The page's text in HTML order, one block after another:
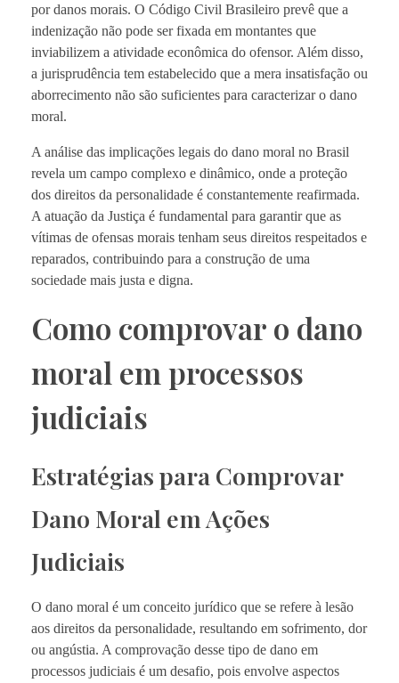
por danos morais. O Código Civil Brasileiro prevê que a
indenização não pode ser fixada em montantes que
inviabilizem a atividade econômica do ofensor. Além disso,
a jurisprudência tem estabelecido que a mera insatisfação ou
aborrecimento não são suficientes para caracterizar o dano
moral.
A análise das implicações legais do dano moral no Brasil
revela um campo complexo e dinâmico, onde a proteção
dos direitos da personalidade é constantemente reafirmada.
A atuação da Justiça é fundamental para garantir que as
vítimas de ofensas morais tenham seus direitos respeitados e
reparados, contribuindo para a construção de uma
sociedade mais justa e digna.
Como comprovar o dano
moral em processos
judiciais
Estratégias para Comprovar
Dano Moral em Ações
Judiciais
O dano moral é um conceito jurídico que se refere à lesão
aos direitos da personalidade, resultando em sofrimento, dor
ou angústia. A comprovação desse tipo de dano em
processos judiciais é um desafio, pois envolve aspectos